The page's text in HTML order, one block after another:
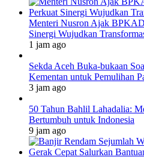
Menteri Nusron Ajak
Sinergi Wujudkan
1 jam ago
Sekda Aceh Buka-bukaan
Kementan untuk Pemulihan
3 jam ago
50 Tahun Bahlil Lahadalia:
Bertumbuh untuk Indonesia
9 jam ago